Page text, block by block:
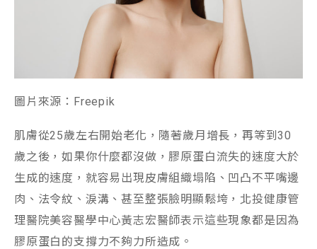
圖片來源：Freepik
肌膚從25歲左右開始老化，隨著歲月增長，再等到30
歲之後，如果你什麼都沒做，膠原蛋白流失的速度大於
生成的速度，就容易出現皮膚組織塌陷、凹凸不平嘴邊
肉、法令紋、淚溝、甚至整張臉明顯鬆垮，北投健康管
理醫院美容醫學中心黃志宏醫師表示這些現象都是因為
膠原蛋白的支撐力不夠力所造成。